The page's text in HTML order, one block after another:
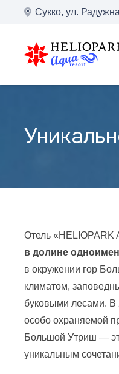
Сукко, ул.
Отель «HELIOPARK
в долине
в окружении гор
климатом,
буковыми лесами. В
особо охраняемой
Большой Утриш —
уникальным